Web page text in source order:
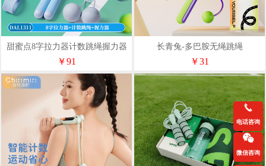
甜蜜点8字拉力器计数跳绳握力器
运动包套装DAL1311
￥91
长青兔-多巴胺无绳跳绳
￥31
电话咨询
微信咨询